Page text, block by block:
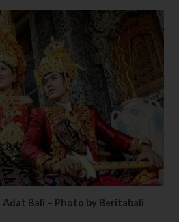
Adat Bali – Photo by Beritabali